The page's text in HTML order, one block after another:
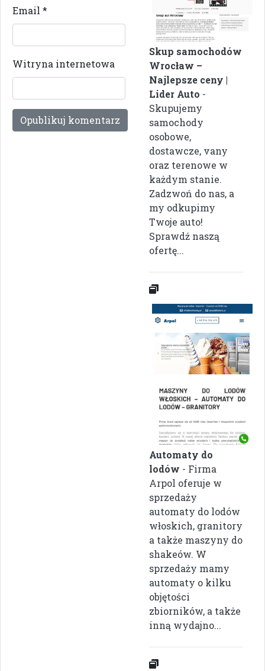
Email *
Witryna internetowa
Skup samochodów
Wrocław –
Najlepsze ceny |
Lider Auto -
Skupujemy
samochody
osobowe,
dostawcze, vany
oraz terenowe w
każdym stanie.
Zadzwoń do nas, a
my odkupimy
Twoje auto!
Sprawdź naszą
ofertę...
Automaty do
lodów - Firma
Arpol oferuje w
sprzedaży
automaty do lodów
włoskich, granitory
a także maszyny do
shakeów. W
sprzedaży mamy
automaty o kilku
objętości
zbiorników, a także
inną wydajno...